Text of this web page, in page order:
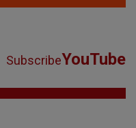
SubscribeYouTube